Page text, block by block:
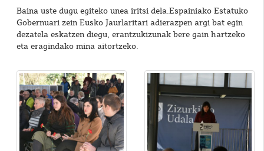
Baina uste dugu egiteko unea iritsi dela.Espainiako Estatuko
Gobernuari zein Eusko Jaurlaritari adierazpen argi bat egin
dezatela eskatzen diegu, erantzukizunak bere gain hartzeko
eta eragindako mina aitortzeko.